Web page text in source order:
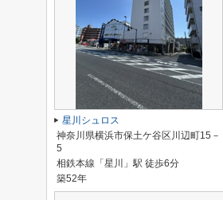
星川シュロス
神奈川県横浜市保土ケ谷区川辺町15－
5
相鉄本線「星川」駅 徒歩6分
築52年